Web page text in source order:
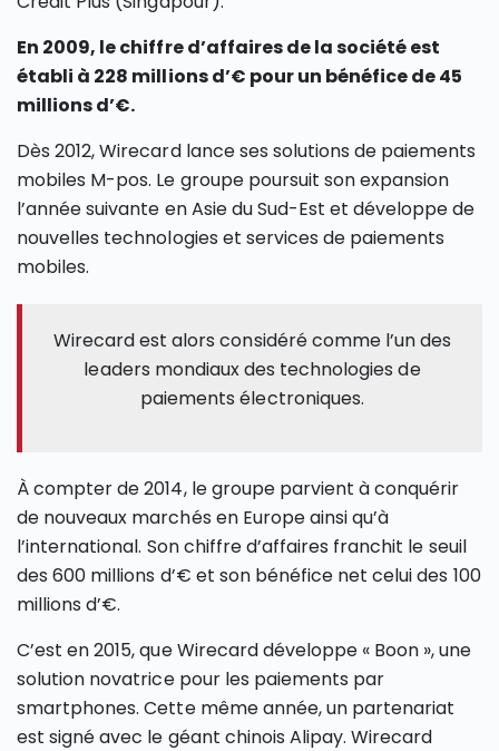
En 2009, le chiffre d’affaires de la société est
établi à 228 millions d’€ pour un bénéfice de 45
millions d’€.
Dès 2012, Wirecard lance ses solutions de paiements
mobiles M-pos. Le groupe poursuit son expansion
l’année suivante en Asie du Sud-Est et développe de
nouvelles technologies et services de paiements
mobiles.
Wirecard est alors considéré comme l’un des
leaders mondiaux des technologies de
paiements électroniques.
À compter de 2014, le groupe parvient à conquérir
de nouveaux marchés en Europe ainsi qu’à
l’international. Son chiffre d’affaires franchit le seuil
des 600 millions d’€ et son bénéfice net celui des 100
millions d’€.
C’est en 2015, que Wirecard développe « Boon », une
solution novatrice pour les paiements par
smartphones. Cette même année, un partenariat
est signé avec le géant chinois Alipay. Wirecard